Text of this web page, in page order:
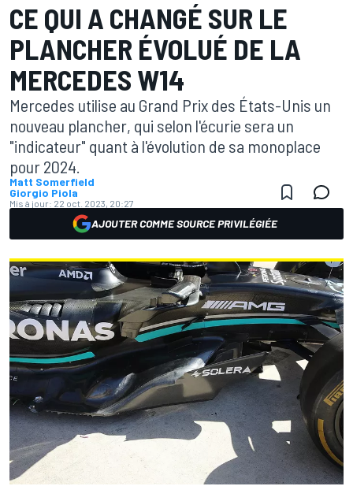
CE QUI A CHANGÉ SUR LE
PLANCHER ÉVOLUÉ DE LA
MERCEDES W14
Mercedes utilise au Grand Prix des États-Unis un
nouveau plancher, qui selon l'écurie sera un
"indicateur" quant à l'évolution de sa monoplace
pour 2024.
Matt Somerfield
Giorgio Piola
Mis à jour: 22 oct. 2023, 20:27
AJOUTER COMME SOURCE PRIVILÉGIÉE